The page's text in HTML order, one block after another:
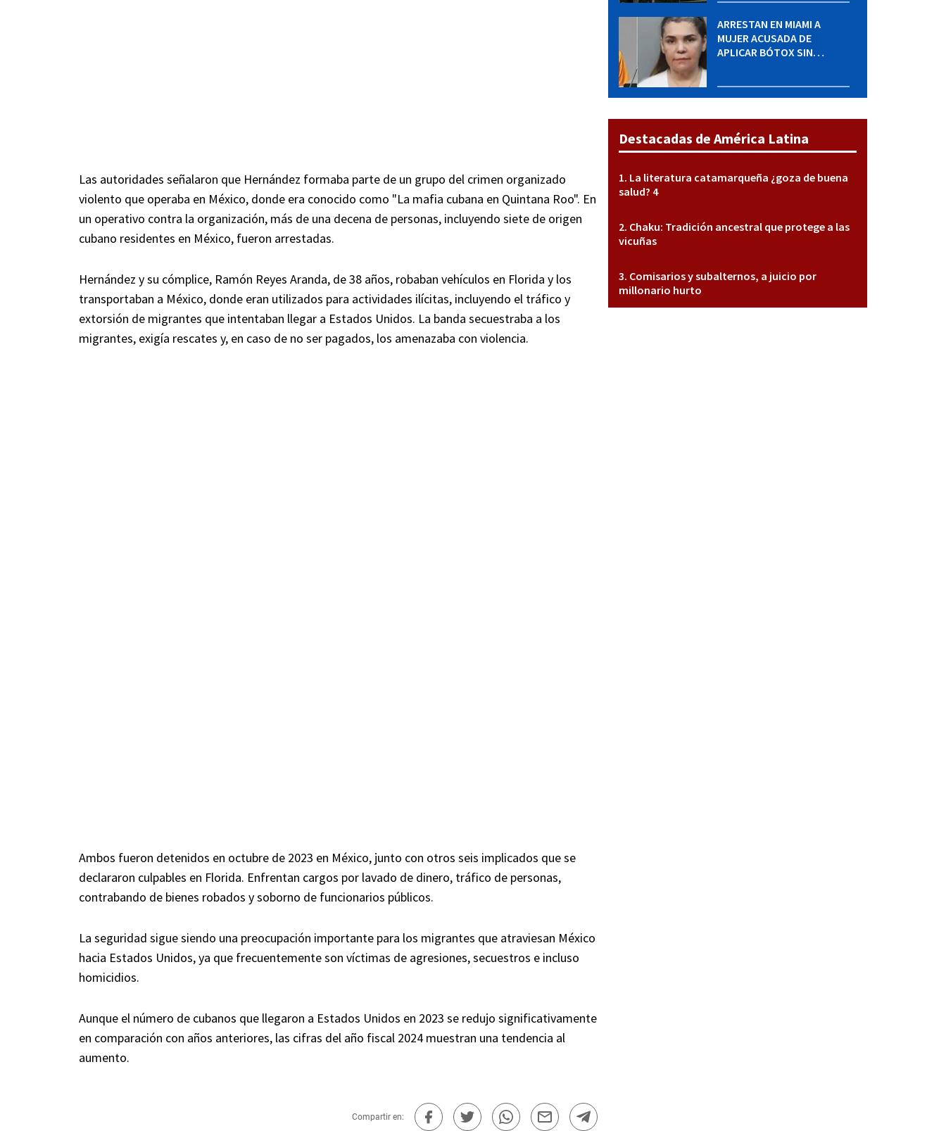
Las autoridades señalaron que Hernández formaba parte de un grupo del crimen organizado
violento que operaba en México, donde era conocido como "La mafia cubana en Quintana Roo". En
un operativo contra la organización, más de una decena de personas, incluyendo siete de origen
cubano residentes en México, fueron arrestadas.
Hernández y su cómplice, Ramón Reyes Aranda, de 38 años, robaban vehículos en Florida y los
transportaban a México, donde eran utilizados para actividades ilícitas, incluyendo el tráfico y
extorsión de migrantes que intentaban llegar a Estados Unidos. La banda secuestraba a los
migrantes, exigía rescates y, en caso de no ser pagados, los amenazaba con violencia.
Ambos fueron detenidos en octubre de 2023 en México, junto con otros seis implicados que se
declararon culpables en Florida. Enfrentan cargos por lavado de dinero, tráfico de personas,
contrabando de bienes robados y soborno de funcionarios públicos.
La seguridad sigue siendo una preocupación importante para los migrantes que atraviesan México
hacia Estados Unidos, ya que frecuentemente son víctimas de agresiones, secuestros e incluso
homicidios.
Aunque el número de cubanos que llegaron a Estados Unidos en 2023 se redujo significativamente
en comparación con años anteriores, las cifras del año fiscal 2024 muestran una tendencia al
aumento.
Compartir en:
ARRESTAN EN MIAMI A
MUJER ACUSADA DE
APLICAR BÓTOX SIN
caso
Destacadas de América Latina
La literatura catamarqueña ¿goza de buena
salud? 4
Chaku: Tradición ancestral que protege a las
vicuñas
Comisarios y subalternos, a juicio por
millonario hurto